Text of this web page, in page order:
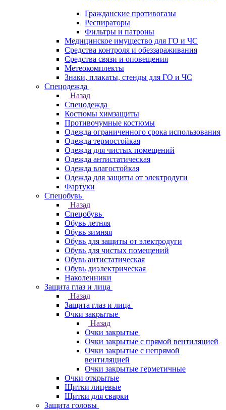
Гражданские противогазы
Респираторы
Фильтры и патроны
Медицинское имущество для ГО и ЧС
Средства контроля и обеззараживания
Средства связи и оповещения
Метеокомплекты
Знаки, плакаты, стенды для ГО и ЧС
Спецодежда
Назад
Спецодежда
Костюмы химзащиты
Противочумные костюмы
Одежда ограниченного срока использования
Одежда термостойкая
Одежда для чистых помещений
Одежда антистатическая
Одежда влагостойкая
Одежда для защиты от электродуги
Фартуки
Спецобувь
Назад
Спецобувь
Обувь летняя
Обувь зимняя
Обувь для защиты от электродуги
Обувь для чистых помещений
Обувь антистатическая
Обувь диэлектрическая
Наколенники
Защита глаз и лица
Назад
Защита глаз и лица
Очки закрытые
Назад
Очки закрытые
Очки закрытые с прямой вентиляцией
Очки закрытые с непрямой
вентиляцией
Очки закрытые герметичные
Очки открытые
Щитки лицевые
Щитки для сварки
Защита головы